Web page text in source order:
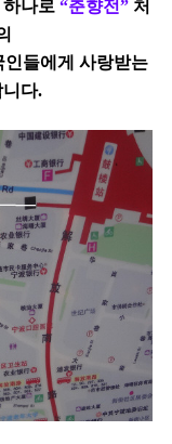
하나로 “춘향전” 처
들에게 사랑받는
다.